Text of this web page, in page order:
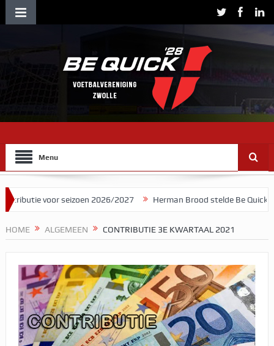
Menu
voor seizoen 2026/2027 Herman Brood stelde Be Quick voor als
HOME ALGEMEEN CONTRIBUTIE 3E KWARTAAL 2021